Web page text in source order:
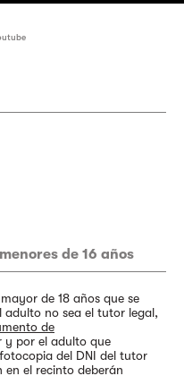
de 16 años
de 18 años que se
adulto no sea el tutor legal,
de
por el adulto que
del DNI del tutor
en el recinto deberán